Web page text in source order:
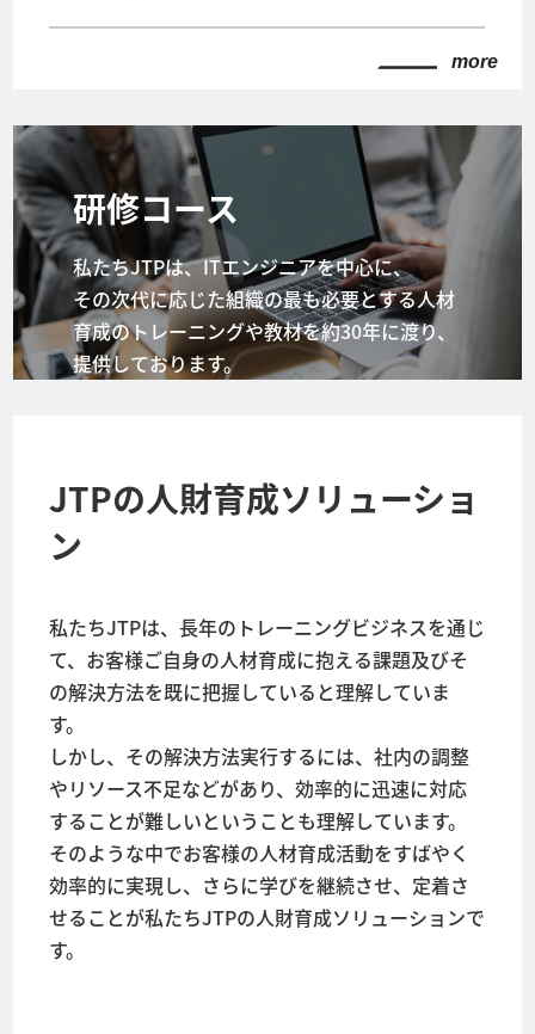
more
研修コース
私たちJTPは、ITエンジニアを中心に、
その次代に応じた組織の最も必要とする人材
育成のトレーニングや教材を約30年に渡り、
提供しております。
JTPの人財育成ソリューショ
ン
私たちJTPは、長年のトレーニングビジネスを通じ
て、お客様ご自身の人材育成に抱える課題及びそ
の解決方法を既に把握していると理解していま
す。
しかし、その解決方法実行するには、社内の調整
やリソース不足などがあり、効率的に迅速に対応
することが難しいということも理解しています。
そのような中でお客様の人材育成活動をすばやく
効率的に実現し、さらに学びを継続させ、定着さ
せることが私たちJTPの人財育成ソリューションで
す。